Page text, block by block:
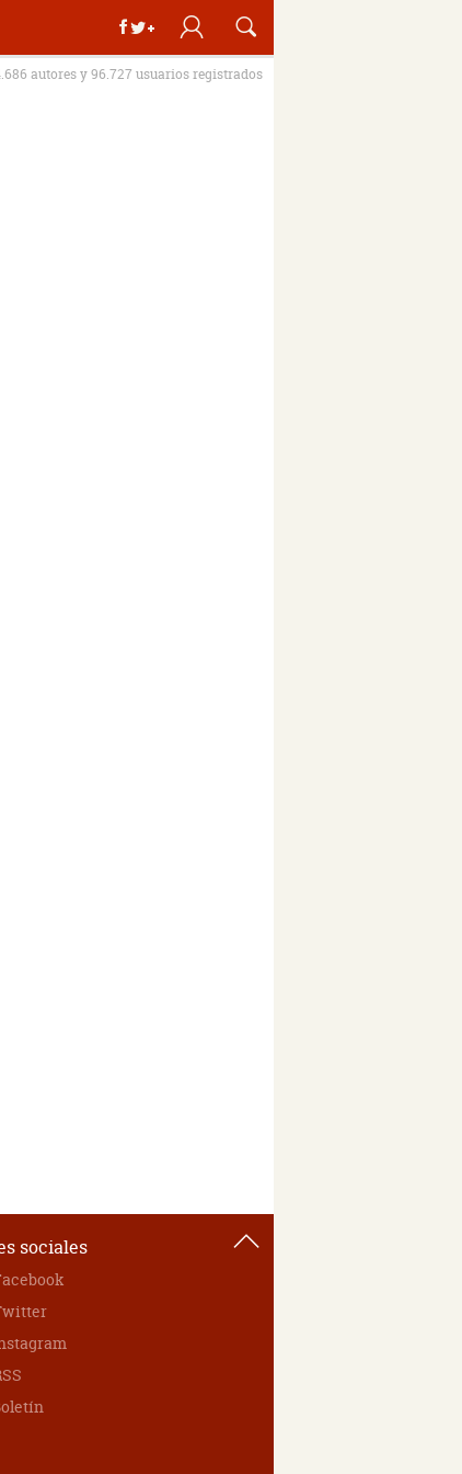
autores y 96.727 usuarios registrados
sociales